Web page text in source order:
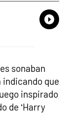
sonaban
indicando que
inspirado
de ‘Harry